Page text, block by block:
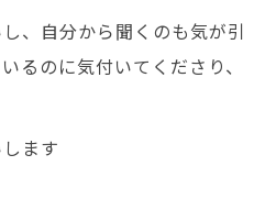
、自分から聞くのも気が引
るのに気付いてくださり、
ます